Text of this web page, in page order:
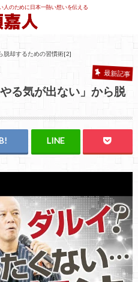
人のために日本一熱い想いを伝える
脱却するための習慣術[2]
最新記事
る気が出ない」から脱